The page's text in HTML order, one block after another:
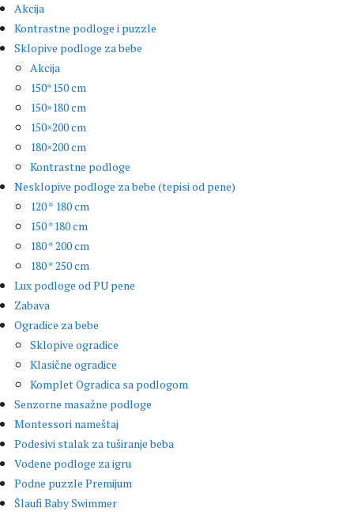
Akcija
Kontrastne podloge i puzzle
Sklopive podloge za bebe
Akcija
150*150 cm
150×180 cm
150×200 cm
180×200 cm
Kontrastne podloge
Nesklopive podloge za bebe (tepisi od pene)
120 * 180 cm
150 *180 cm
180 * 200 cm
180 * 250 cm
Lux podloge od PU pene
Zabava
Ogradice za bebe
Sklopive ogradice
Klasične ogradice
Komplet Ogradica sa podlogom
Senzorne masažne podloge
Montessori nameštaj
Podesivi stalak za tuširanje beba
Vodene podloge za igru
Podne puzzle Premijum
Šlaufi Baby Swimmer